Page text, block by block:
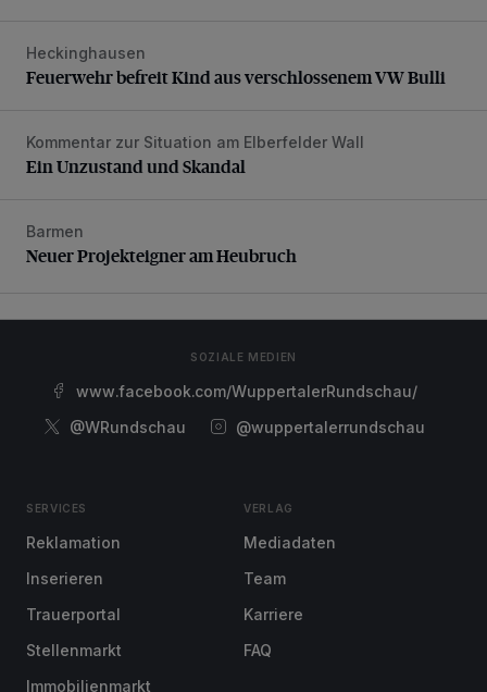
Feuerwehr befreit Kind aus verschlossenem VW Bulli
Heckinghausen
Feuerwehr befreit Kind aus verschlossenem VW Bulli
Ein Unzustand und Skandal
Kommentar zur Situation am Elberfelder Wall
Ein Unzustand und Skandal
Neuer Projekteigner am Heubruch
Barmen
Neuer Projekteigner am Heubruch
SOZIALE MEDIEN
www.facebook.com/WuppertalerRundschau/
@WRundschau
@wuppertalerrundschau
SERVICES
Reklamation
Inserieren
Trauerportal
Stellenmarkt
Immobilienmarkt
VERLAG
Mediadaten
Team
Karriere
FAQ